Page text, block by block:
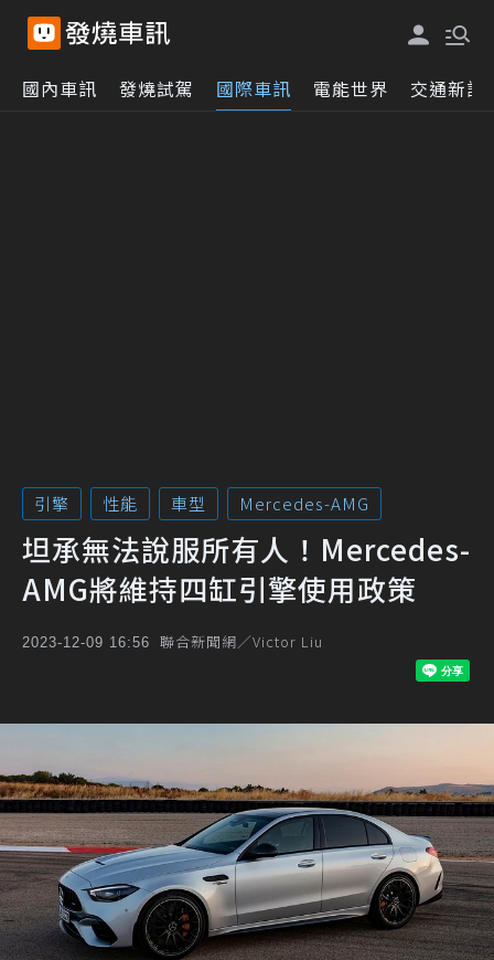
國內車訊 發燒試駕 國際車訊 電能世界 交通新訊
引擎 性能 車型 Mercedes-AMG
坦承無法說服所有人！Mercedes-
AMG將維持四缸引擎使用政策
2023-12-09 16:56 聯合新聞網／Victor Liu